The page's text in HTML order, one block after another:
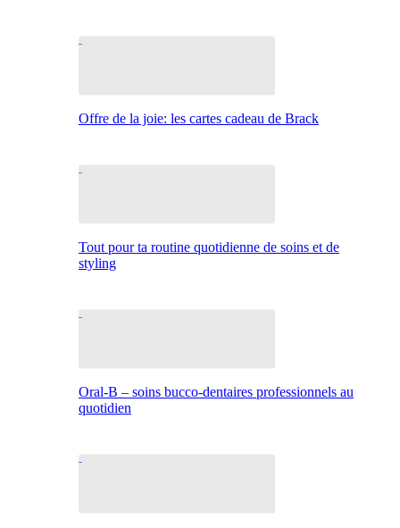
Offre de la joie: les cartes cadeau de Brack
Tout pour ta routine quotidienne de soins et de
styling
Oral-B – soins bucco-dentaires professionnels au
quotidien